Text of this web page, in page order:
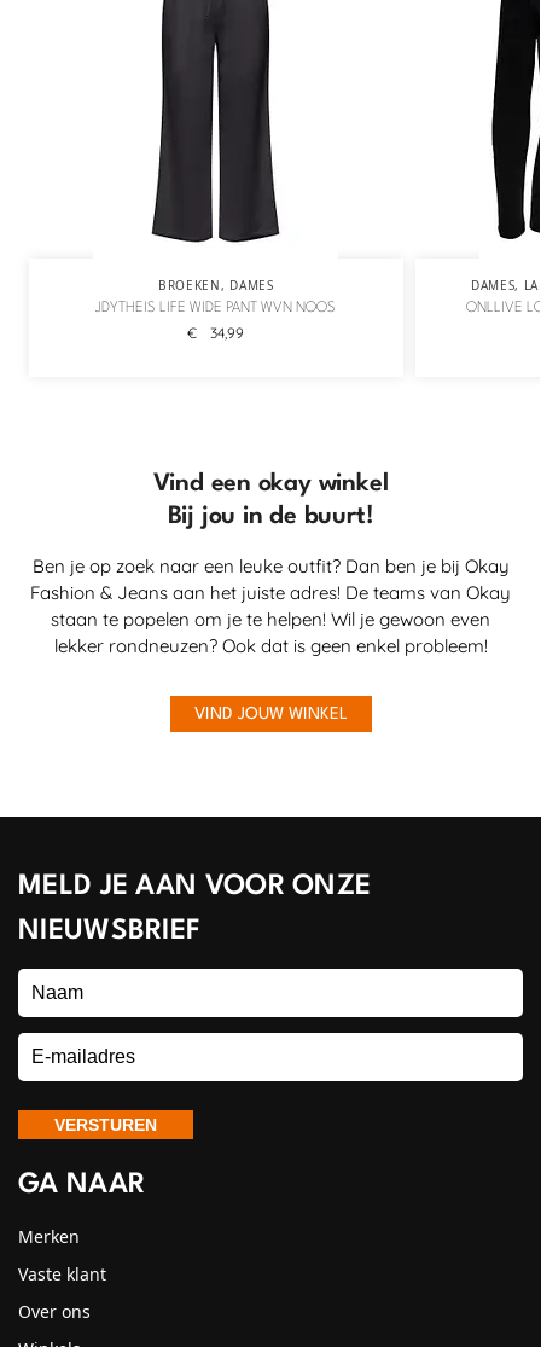
BROEKEN, DAMES
JDYTHEIS LIFE WIDE PANT WVN NOOS
€ 34,99
DAMES,
ONLLIVE
Vind een okay winkel
Bij jou in de buurt!
Ben je op zoek naar een leuke outfit? Dan ben je bij Okay
Fashion & Jeans aan het juiste adres! De teams van Okay
staan te popelen om je te helpen! Wil je gewoon even
lekker rondneuzen? Ook dat is geen enkel probleem!
VIND JOUW WINKEL
MELD JE AAN VOOR ONZE
NIEUWSBRIEF
GA NAAR
Merken
Vaste klant
Over ons